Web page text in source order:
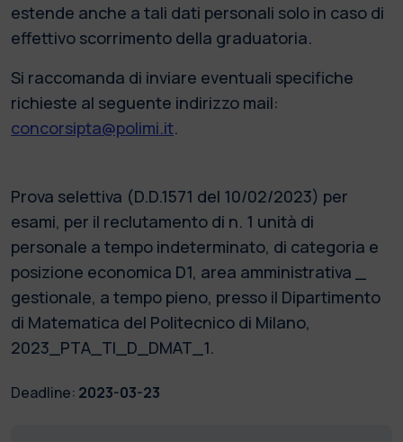
estende anche a tali dati personali solo in caso di
effettivo scorrimento della graduatoria.
Si raccomanda di inviare eventuali specifiche
richieste al seguente indirizzo mail:
concorsipta@polimi.it.
Prova selettiva (D.D.1571 del 10/02/2023) per
esami, per il reclutamento di n. 1 unità di
personale a tempo indeterminato, di categoria e
posizione economica D1, area amministrativa _
gestionale, a tempo pieno, presso il Dipartimento
di Matematica del Politecnico di Milano,
2023_PTA_TI_D_DMAT_1.
Deadline: 2023-03-23